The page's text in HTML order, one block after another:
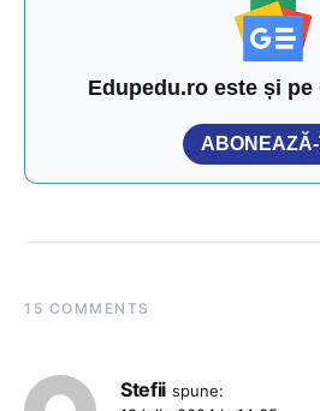
Edupedu.ro este și pe
15 COMMENTS
Stefii spune: